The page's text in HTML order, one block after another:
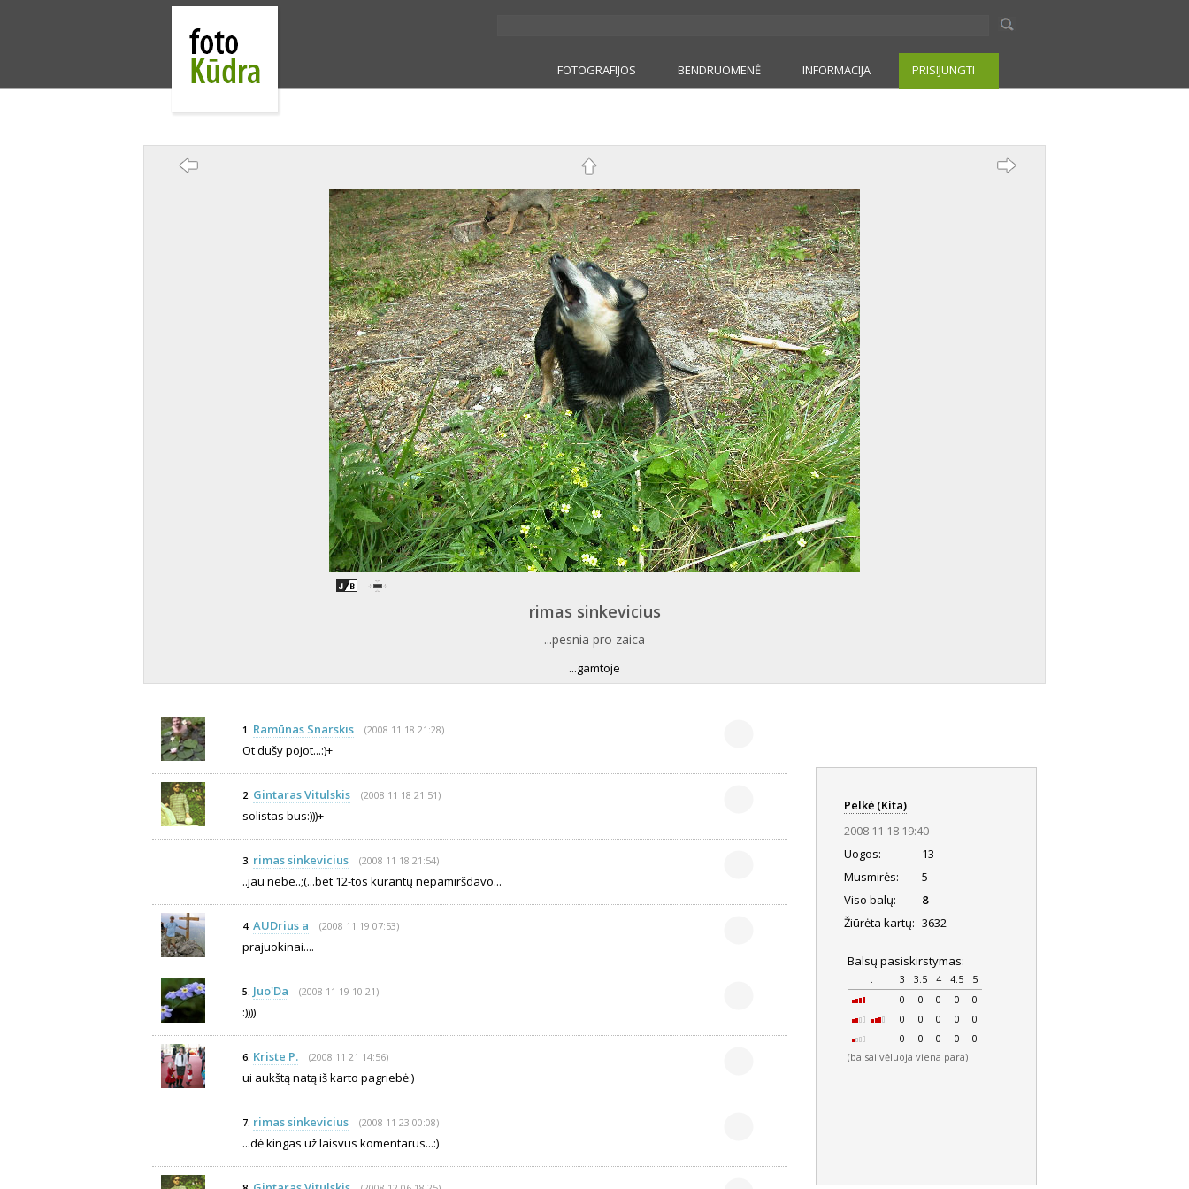
FOTOGRAFIJOS BENDRUOMENĖ INFORMACIJA PRISIJUNGTI
rimas sinkevicius
...pesnia pro zaica
...gamtoje
1. Ramūnas Snarskis (2008 11 18 21:28)
Ot dušy pojot...:)+
2. Gintaras Vitulskis (2008 11 18 21:51)
solistas bus:)))+
3. rimas sinkevicius (2008 11 18 21:54)
..jau nebe..;(...bet 12-tos kurantų nepamiršdavo...
4. AUDrius a (2008 11 19 07:53)
prajuokinai....
5. Juo'Da (2008 11 19 10:21)
:))))
6. Kriste P. (2008 11 21 14:56)
ui aukštą natą iš karto pagriebė:)
7. rimas sinkevicius (2008 11 23 00:08)
...dė kingas už laisvus komentarus...:)
Pelkė (Kita)
2008 11 18 19:40
Uogos:
13
Musmirės:
5
Viso balų:
8
Žiūrėta kartų: 3632
Balsų pasiskirstymas:
. 3 3.5 4 4.5
5
0
0 0 0
0
0
0 0 0
0
0
0 0 0 0
(balsai vėluoja viena para)